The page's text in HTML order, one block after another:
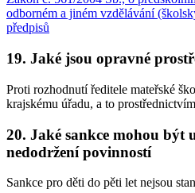
odborném a jiném vzdělávání
předpisů
19. Jaké jsou opravné
Proti rozhodnutí ředitele mateřské
krajskému úřadu, a to
20. Jaké sankce mohou být
nedodržení povinností
Sankce pro děti do pěti let nejsou